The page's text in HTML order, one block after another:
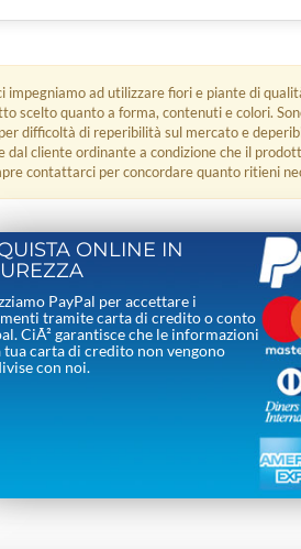
impegniamo ad utilizzare fiori e piante di
scelto quanto a forma, contenuti e colori.
difficoltà di reperibilità sul mercato e
cliente ordinante a condizione che il
contattarci per concordare quanto ritieni
ONLINE IN
PayPal per accettare i
tramite carta di credito o conto
CiÃ² garantisce che le informazioni
tua carta di credito non vengono
con noi.